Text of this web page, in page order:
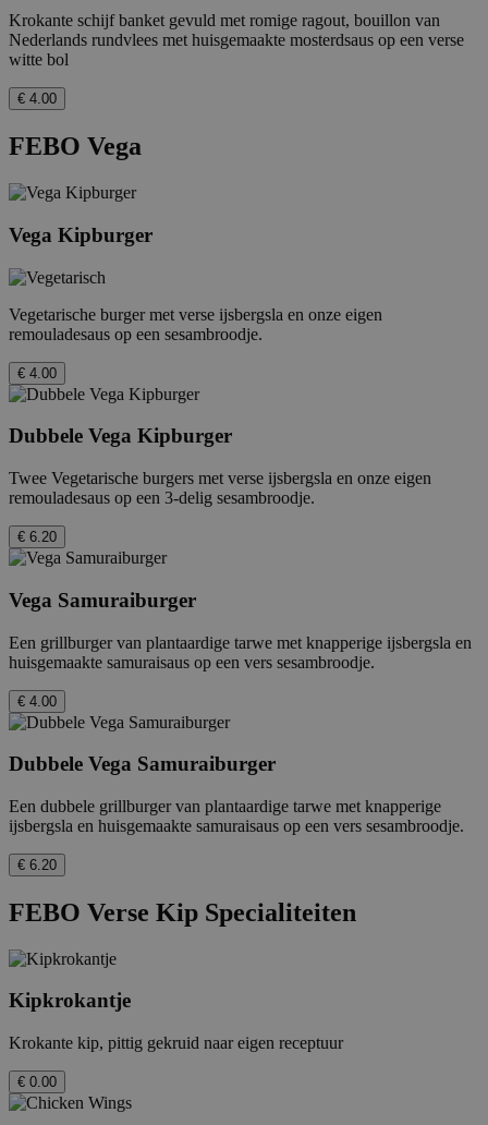
Krokante schijf banket gevuld met romige ragout, bouillon van
Nederlands rundvlees met huisgemaakte mosterdsaus op een verse
witte bol
€ 4.00
FEBO Vega
Vega Kipburger
Vegetarische burger met verse ijsbergsla en onze eigen
remouladesaus op een sesambroodje.
€ 4.00
Dubbele Vega Kipburger
Twee Vegetarische burgers met verse ijsbergsla en onze eigen
remouladesaus op een 3-delig sesambroodje.
€ 6.20
Vega Samuraiburger
Een grillburger van plantaardige tarwe met knapperige ijsbergsla en
huisgemaakte samuraisaus op een vers sesambroodje.
€ 4.00
Dubbele Vega Samuraiburger
Een dubbele grillburger van plantaardige tarwe met knapperige
ijsbergsla en huisgemaakte samuraisaus op een vers sesambroodje.
€ 6.20
FEBO Verse Kip Specialiteiten
Kipkrokantje
Krokante kip, pittig gekruid naar eigen receptuur
€ 0.00